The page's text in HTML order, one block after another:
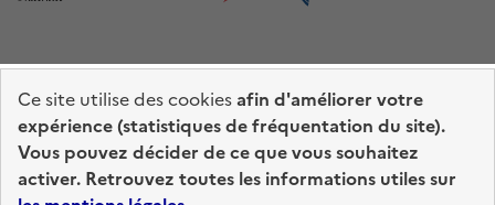
prefecturedepolice.interieur.gouv.fr
info.gouv.fr
service-public.fr
legifrance.gouv.fr
Fermer
Choisir mon point d’accueil
Pour être accompagné dans mes démarches.
Ce site utilise des cookiesafin d'améliorer votre
expérience (statistiques de fréquentation du site).
Vous pouvez décider de ce que vous souhaitez
activer. Retrouvez toutes les informations utiles sur